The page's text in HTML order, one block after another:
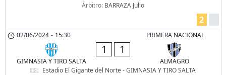
Árbitro: BARRAZA Julio
2
PRIMERA NACIONAL
02/06/2024 - 15:30
GIMNASIA Y TIRO SALTA
1 1
ALMAGRO
Estadio El Gigante del Norte - GIMNASIA Y TIRO SALTA